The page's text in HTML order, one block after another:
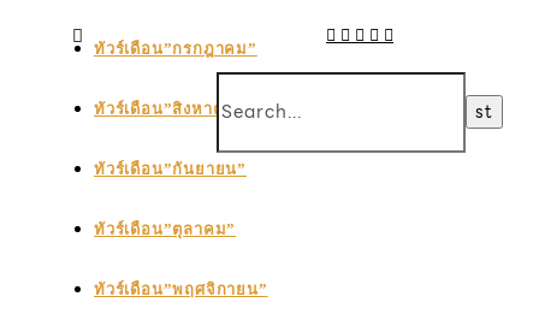
ทัวร์เดือน”กรกฎาคม”
ทัวร์เดือน”สิงหาคม”
ทัวร์เดือน”กันยายน”
ทัวร์เดือน”ตุลาคม”
ทัวร์เดือน”พฤศจิกายน”